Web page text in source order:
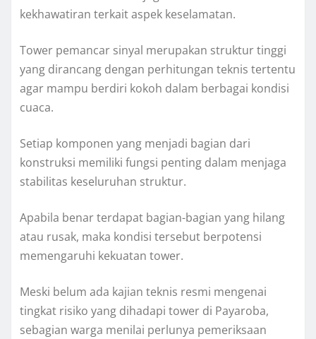
kekhawatiran terkait aspek keselamatan.
Tower pemancar sinyal merupakan struktur tinggi
yang dirancang dengan perhitungan teknis tertentu
agar mampu berdiri kokoh dalam berbagai kondisi
cuaca.
Setiap komponen yang menjadi bagian dari
konstruksi memiliki fungsi penting dalam menjaga
stabilitas keseluruhan struktur.
Apabila benar terdapat bagian-bagian yang hilang
atau rusak, maka kondisi tersebut berpotensi
memengaruhi kekuatan tower.
Meski belum ada kajian teknis resmi mengenai
tingkat risiko yang dihadapi tower di Payaroba,
sebagian warga menilai perlunya pemeriksaan